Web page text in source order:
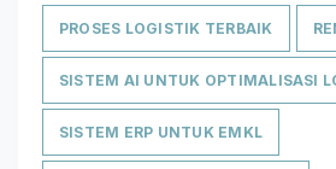
PROSES LOGISTIK TERBAIK
SISTEM AI UNTUK OPTIMALISASI
SISTEM ERP UNTUK EMKL